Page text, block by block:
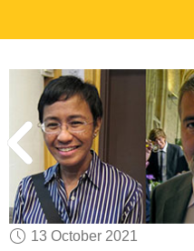
13 October 2021